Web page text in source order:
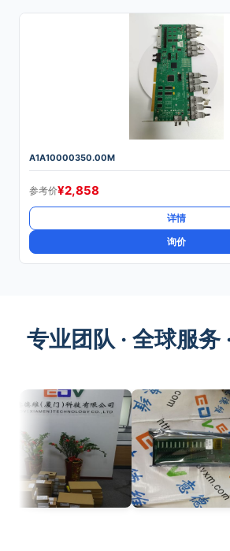
A1A10000350.00M
参考价¥2,858
详情
询价
专业团队 · 全球服务